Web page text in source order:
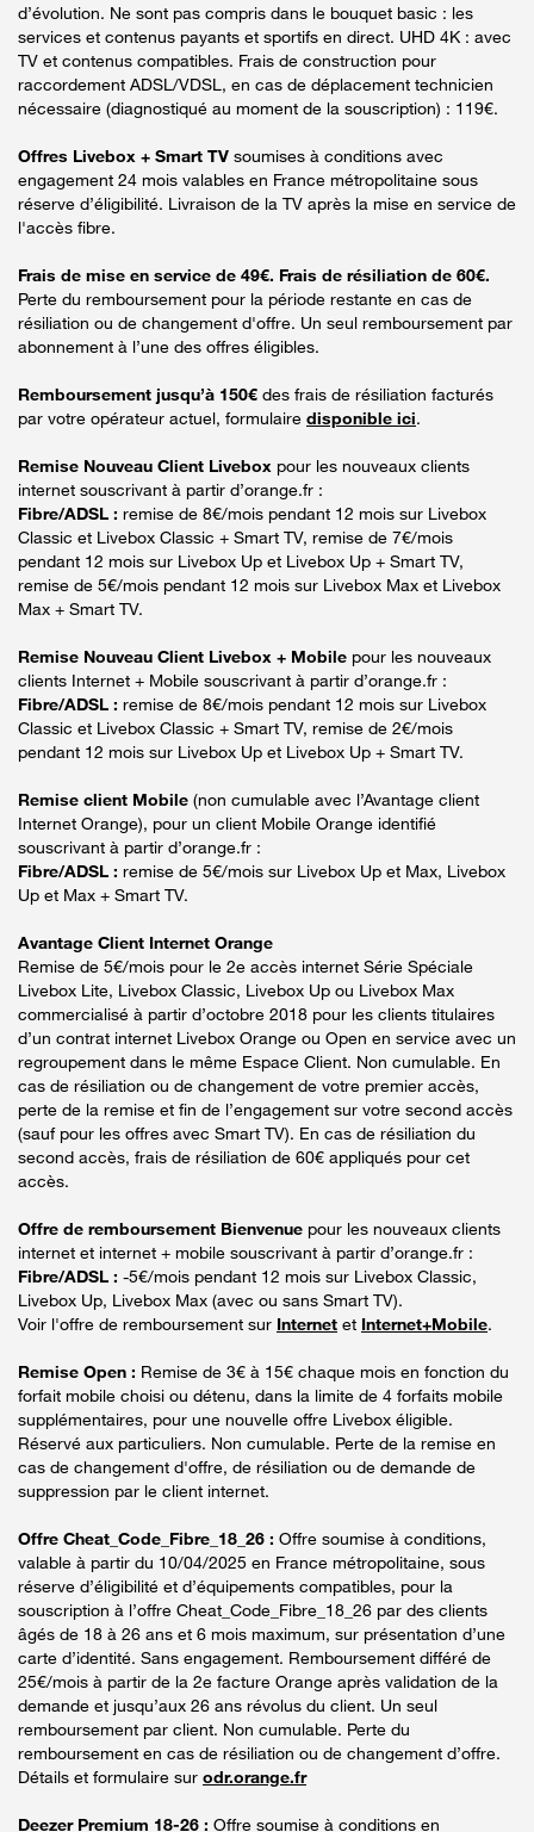
d’évolution. Ne sont pas compris dans le bouquet basic : les
services et contenus payants et sportifs en direct. UHD 4K : avec
TV et contenus compatibles. Frais de construction pour
raccordement ADSL/VDSL, en cas de déplacement technicien
nécessaire (diagnostiqué au moment de la souscription) : 119€.
Offres Livebox + Smart TV soumises à conditions avec
engagement 24 mois valables en France métropolitaine sous
réserve d’éligibilité. Livraison de la TV après la mise en service de
l'accès fibre.
Frais de mise en service de 49€. Frais de résiliation de 60€.
Perte du remboursement pour la période restante en cas de
résiliation ou de changement d'offre. Un seul remboursement par
abonnement à l’une des offres éligibles.
Remboursement jusqu’à 150€ des frais de résiliation facturés
par votre opérateur actuel, formulaire disponible ici.
Remise Nouveau Client Livebox pour les nouveaux clients
internet souscrivant à partir d’orange.fr :
Fibre/ADSL : remise de 8€/mois pendant 12 mois sur Livebox
Classic et Livebox Classic + Smart TV, remise de 7€/mois
pendant 12 mois sur Livebox Up et Livebox Up + Smart TV,
remise de 5€/mois pendant 12 mois sur Livebox Max et Livebox
Max + Smart TV.
Remise Nouveau Client Livebox + Mobile pour les nouveaux
clients Internet + Mobile souscrivant à partir d’orange.fr :
Fibre/ADSL : remise de 8€/mois pendant 12 mois sur Livebox
Classic et Livebox Classic + Smart TV, remise de 2€/mois
pendant 12 mois sur Livebox Up et Livebox Up + Smart TV.
Remise client Mobile (non cumulable avec l’Avantage client
Internet Orange), pour un client Mobile Orange identifié
souscrivant à partir d’orange.fr :
Fibre/ADSL : remise de 5€/mois sur Livebox Up et Max, Livebox
Up et Max + Smart TV.
Avantage Client Internet Orange
Remise de 5€/mois pour le 2e accès internet Série Spéciale
Livebox Lite, Livebox Classic, Livebox Up ou Livebox Max
commercialisé à partir d’octobre 2018 pour les clients titulaires
d’un contrat internet Livebox Orange ou Open en service avec un
regroupement dans le même Espace Client. Non cumulable. En
cas de résiliation ou de changement de votre premier accès,
perte de la remise et fin de l’engagement sur votre second accès
(sauf pour les offres avec Smart TV). En cas de résiliation du
second accès, frais de résiliation de 60€ appliqués pour cet
accès.
Offre de remboursement Bienvenue pour les nouveaux clients
internet et internet + mobile souscrivant à partir d’orange.fr :
Fibre/ADSL : -5€/mois pendant 12 mois sur Livebox Classic,
Livebox Up, Livebox Max (avec ou sans Smart TV).
Voir l'offre de remboursement sur Internet et Internet+Mobile.
Remise Open : Remise de 3€ à 15€ chaque mois en fonction du
forfait mobile choisi ou détenu, dans la limite de 4 forfaits mobile
supplémentaires, pour une nouvelle offre Livebox éligible.
Réservé aux particuliers. Non cumulable. Perte de la remise en
cas de changement d'offre, de résiliation ou de demande de
suppression par le client internet.
Offre Cheat_Code_Fibre_18_26 : Offre soumise à conditions,
valable à partir du 10/04/2025 en France métropolitaine, sous
réserve d’éligibilité et d’équipements compatibles, pour la
souscription à l’offre Cheat_Code_Fibre_18_26 par des clients
âgés de 18 à 26 ans et 6 mois maximum, sur présentation d’une
carte d’identité. Sans engagement. Remboursement différé de
25€/mois à partir de la 2e facture Orange après validation de la
demande et jusqu’aux 26 ans révolus du client. Un seul
remboursement par client. Non cumulable. Perte du
remboursement en cas de résiliation ou de changement d’offre.
Détails et formulaire sur odr.orange.fr
Deezer Premium 18-26 : Offre soumise à conditions en